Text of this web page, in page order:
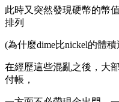
此時又突然發現硬幣的幣
排列
(為什麼dime比nickel的體積
在經歷這些混亂之後，大
付帳，